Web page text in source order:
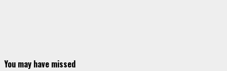
You may have missed